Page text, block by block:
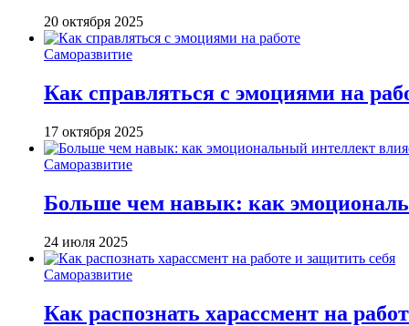
20 октября 2025
Саморазвитие
Как справляться с эмоциями на
17 октября 2025
Саморазвитие
Больше чем навык: как
24 июля 2025
Саморазвитие
Как распознать харассмент на